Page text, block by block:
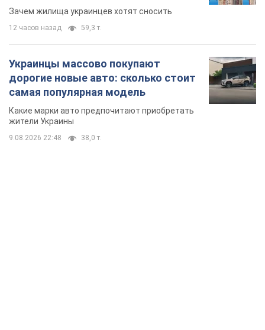
сносе домов
Зачем жилища украинцев хотят сносить
12 часов назад 59,3 т.
Украинцы массово покупают
дорогие новые авто: сколько стоит
самая популярная модель
Какие марки авто предпочитают приобретать
жители Украины
9.08.2026 22:48 38,0 т.